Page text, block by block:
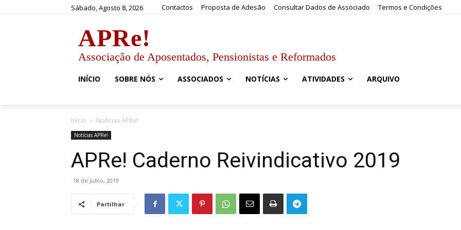
Sábado, Agosto 8, 2026 Contactos Proposta de Adesão Consultar Dados de Associado Termos e Condições
APRe!
Associação de Aposentados, Pensionistas e Reformados
INÍCIO SOBRE NÓS ASSOCIADOS NOTÍCIAS ATIVIDADES ARQUIVO
Início Notícias APRe!
Notícias APRe!
APRe! Caderno Reivindicativo 2019
18 de Julho, 2019
Partilhar